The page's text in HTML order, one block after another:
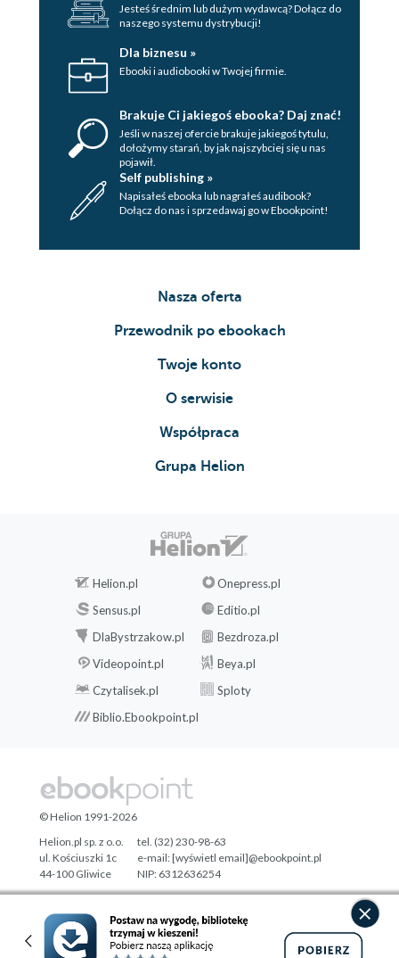
Jesteś średnim lub dużym wydawcą? Dołącz do
naszego systemu dystrybucji!
Dla biznesu »
Ebooki i audiobooki w Twojej firmie.
Brakuje Ci jakiegoś ebooka? Daj znać!
Jeśli w naszej ofercie brakuje jakiegoś tytulu,
dołożymy starań, by jak najszybciej się u nas
pojawił.
Self publishing »
Napisałeś ebooka lub nagrałeś audibook?
Dołącz do nas i sprzedawaj go w Ebookpoint!
Nasza oferta
Przewodnik po ebookach
Twoje konto
O serwisie
Współpraca
Grupa Helion
Helion.pl
Onepress.pl
Sensus.pl
Editio.pl
DlaBystrzakow.pl
Bezdroza.pl
Videopoint.pl
Beya.pl
Czytalisek.pl
Sploty
Biblio.Ebookpoint.pl
Designed with ♥ byTonik.pl
© Helion 1991-2026
Helion.pl sp. z o.o.
ul. Kościuszki 1c
44-100 Gliwice
tel. (32) 230-98-63
e-mail:[wyświetl email]@ebookpoint.pl
NIP: 6312636254
Regon: 241989027